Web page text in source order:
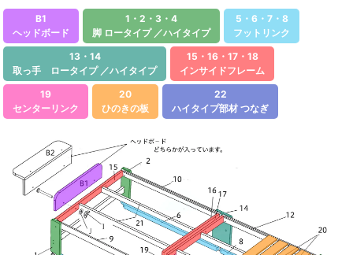
B1
ヘッドボード
1・2・3・4
脚 ロータイプ ／ハイタイプ
5・6・7・8
フットリンク
13・14
取っ手 ロータイプ ／ハイタイプ
15・16・17・18
インサイドフレーム
19
センターリンク
20
ひのきの板
22
ハイタイプ部材 つなぎ